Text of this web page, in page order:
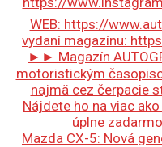
Mazda CX-5: Nová